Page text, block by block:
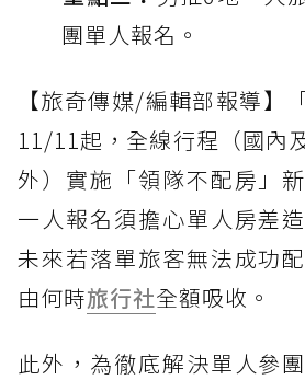
團單人報名。
【旅奇傳媒/編輯部報導】
11/11起，全線行程（國內
外）實施「領隊不配房」
一人報名須擔心單人房差
未來若落單旅客無法成功
由何時旅行社全額吸收。
此外，為徹底解決單人參